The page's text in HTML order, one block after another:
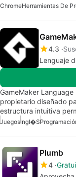
ChromeHerramientas De
4.3
Lenguaje
GameMaker
propietario diseñado
estructura intuitiva
JuegosIngl�s
Plumb
4